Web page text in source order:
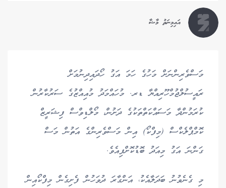
އައިމިނަތު މާޝާ
މަސްވެރިންނަށް މަހުގެ ހަމަ އަގު ހޯދައިދިނުމަށް
ރައީސުލްޖުމްހޫރިއްޔާ ޑރ. މުހައްމަދު މުއިއްޒުގެ ސަރުކާރުން
ކުރަމުންދާ މަސައްކަތްތަކުގެ ދަށުން، މޯލްޑިވްސް ފިޝަރީޒް
ކޮމްޕްލެކްސް (މިފްކޯ) އިން މަސްވެރިންގެ އަތުން މަސް
ގަންނަ އަގު މިއަދު ބޮޑުކޮށްފިއެވެ.
މި ގެނެވުނު ބަދަލާއެކު، އަންގާރަ ދުވަހުން ފެށިގެން މިފްކޯއިން